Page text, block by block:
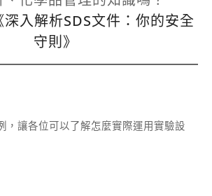
深入解析SDS文件：你的安全
守則》
，讓各位可以了解怎麼實際運用實驗設